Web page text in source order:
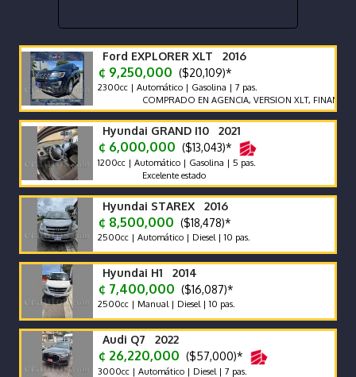
Ford EXPLORER XLT 2016
¢ 9,250,000 ($20,109)*
2300cc | Automático | Gasolina | 7 pas.
COMPRADO EN AGENCIA, VERSION XLT,
Hyundai GRAND I10 2021
¢ 6,000,000 ($13,043)*
1200cc | Automático | Gasolina | 5 pas.
Excelente estado
Hyundai STAREX 2016
¢ 8,500,000 ($18,478)*
2500cc | Automático | Diesel | 10 pas.
Hyundai H1 2014
¢ 7,400,000 ($16,087)*
2500cc | Manual | Diesel | 10 pas.
Audi Q7 2022
¢ 26,220,000 ($57,000)*
3000cc | Automático | Diesel | 7 pas.